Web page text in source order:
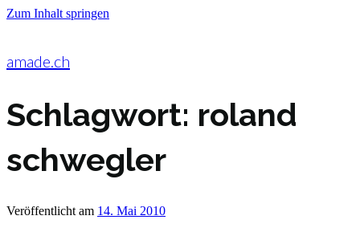
Zum Inhalt springen
amade.ch
Schlagwort: roland
schwegler
Veröffentlicht am 14. Mai 2010